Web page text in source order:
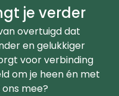
je verder
overtuigd dat
en gelukkiger
voor verbinding
om je heen én met
mee?